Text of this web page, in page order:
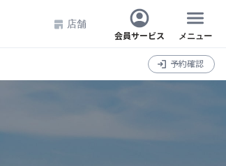
店舗
会員サービス メニュー
予約確認